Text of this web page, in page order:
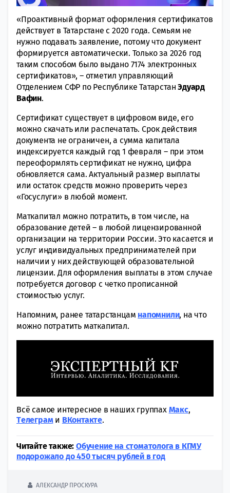
«Проактивный формат оформления сертификатов
действует в Татарстане с 2020 года. Семьям не
нужно подавать заявление, потому что документ
формируется автоматически. Только за 2026 год
таким способом было выдано 7174 электронных
сертификатов», – отметил управляющий
Отделением СФР по Республике ТатарстанЭдуард
Вафин.
Сертификат существует в цифровом виде, его
можно скачать или распечатать. Срок действия
документа не ограничен, а сумма капитала
индексируется каждый год 1 февраля – при этом
переоформлять сертификат не нужно, цифра
обновляется сама. Актуальный размер выплаты
или остаток средств можно проверить через
«Госуслуги» в любой момент.
Маткапитал можно потратить, в том числе, на
образование детей – в любой лицензированной
организации на территории России. Это касается и
услуг индивидуальных предпринимателей при
наличии у них действующей образовательной
лицензии. Для оформления выплаты в этом случае
потребуется договор с четко прописанной
стоимостью услуг.
Напомним, ранее татарстанцам напомнили, на что
можно потратить маткапитал.
Всё самое интересное в наших группах Макс,
Tелеграми ВКонтакте.
Читайте также: Обучение на стоматолога в КГМУ
подорожало до 450 тысяч рублей в год
АЛЕКСАНДР ПРОСКУРА